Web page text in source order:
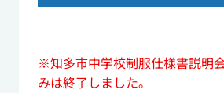
※知多市中学校制服仕様書説明
みは終了しました。